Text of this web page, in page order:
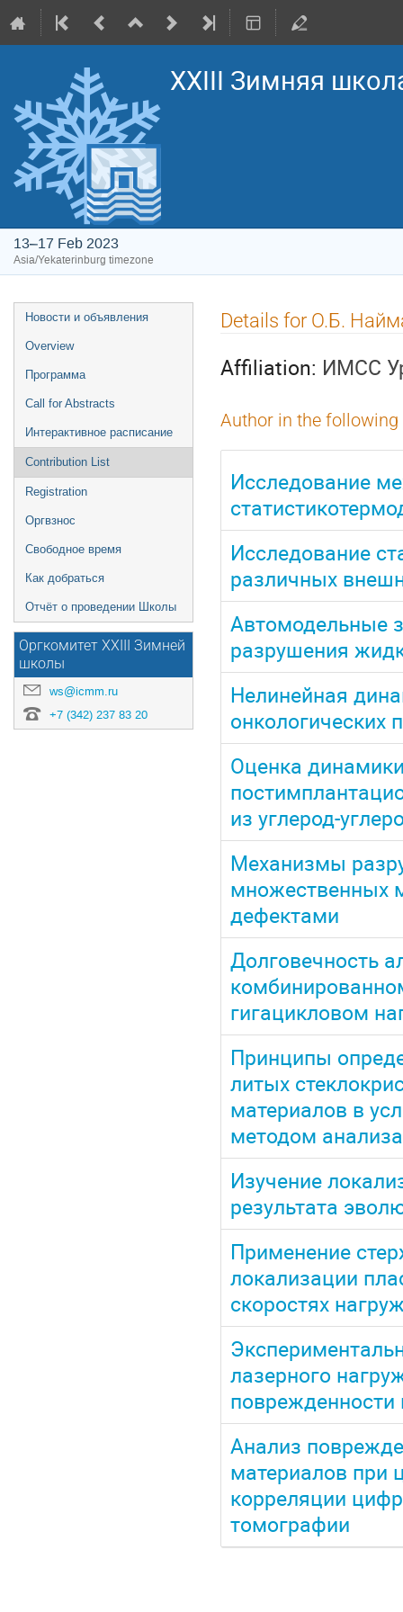
XXIII Зимняя
13–17 Feb 2023
Asia/Yekaterinburg timezone
Event
menu
Новости и объявления
Overview
Программа
Call for Abstracts
Интерактивное расписание
Contribution List
Registration
Оргвзнос
Свободное время
Как добраться
Отчёт о проведении Школы
Оргкомитет XXIII Зимней
школы
ws@icmm.ru
+7 (342) 237 83 20
Details for О.Б.
Affiliation: ИМСС
Author in the
Исследование
Исследование
различных
Автомодельные
разрушения
Нелинейная
онкологических
Оценка
из углерод-
Механизмы
множественных
дефектами
Долговечность
гигацикловом
Принципы
литых
материалов в
методом
Изучение
результата
Применение
локализации
скоростях
лазерного
Анализ
материалов при
корреляции
томографии